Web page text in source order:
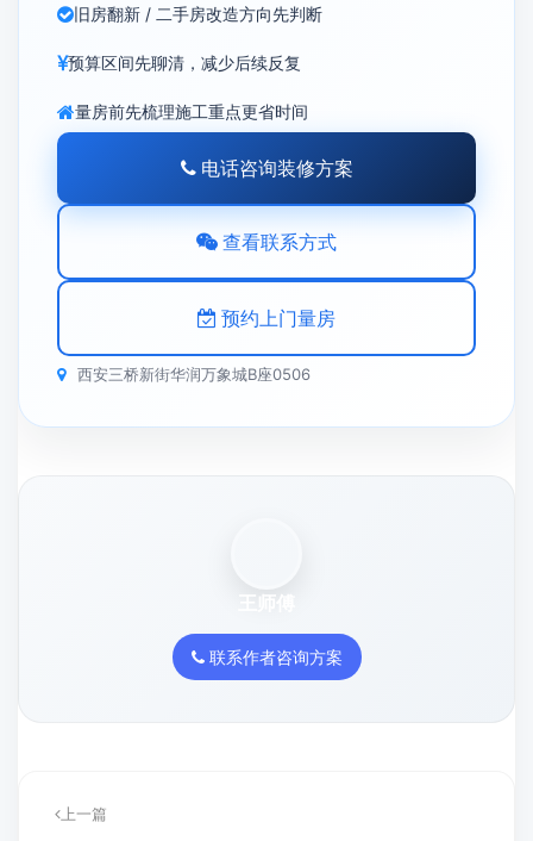
旧房翻新 / 二手房改造方向先判断
预算区间先聊清，减少后续反复
量房前先梳理施工重点更省时间
电话咨询装修方案
查看联系方式
预约上门量房
西安三桥新街华润万象城B座0506
王师傅
联系作者咨询方案
上一篇